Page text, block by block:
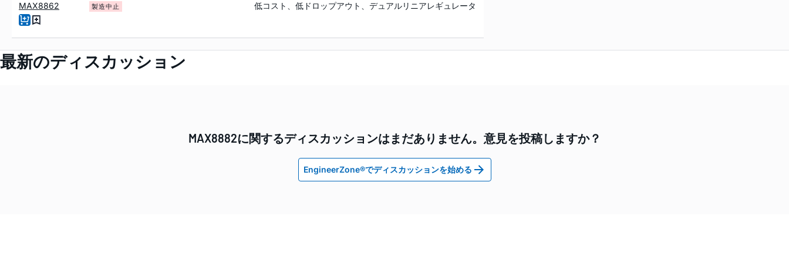
MAX8862 製造中止 低コスト、低ドロップアウト、デュアルリニアレギュレータ
最新のディスカッション
MAX8882に関するディスカッションはまだありません。意見を投稿しますか？
EngineerZone®でディスカッションを始める